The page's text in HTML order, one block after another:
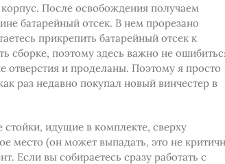
После освобождения получаем
батарейный отсек. В нем прорезано
прикрепить батарейный отсек к
сборке, поэтому здесь важно не
отверстия и проделаны. Поэтому я просто
раз недавно покупал новый винчестер в
идущие в комплекте, сверху
место (он может выпадать, это не
Если вы собираетесь сразу работать с